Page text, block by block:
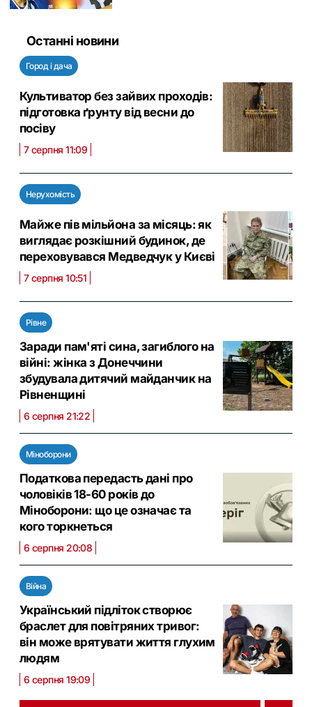
Останні новини
Город і дача
Культиватор без зайвих проходів:
підготовка ґрунту від весни до
посіву
7 серпня 11:09
Нерухомість
Майже пів мільйона за місяць: як
виглядає розкішний будинок, де
переховувався Медведчук у Києві
7 серпня 10:51
Рівне
Заради пам'яті сина, загиблого на
війні: жінка з Донеччини
збудувала дитячий майданчик на
Рівненщині
6 серпня 21:22
Міноборони
Податкова передасть дані про
чоловіків 18-60 років до
Міноборони: що це означає та
кого торкнеться
6 серпня 20:08
Війна
Український підліток створює
браслет для повітряних тривог:
він може врятувати життя глухим
людям
6 серпня 19:09